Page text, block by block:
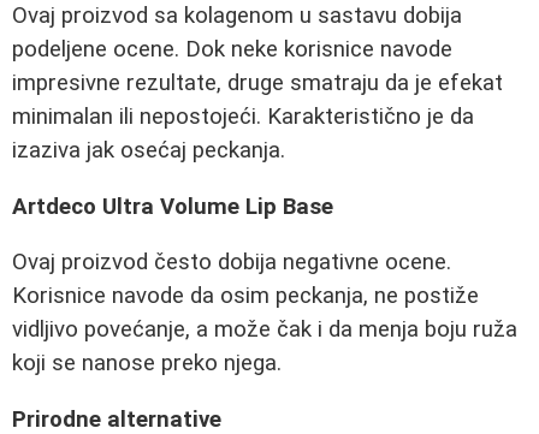
Ovaj proizvod sa kolagenom u sastavu dobija
podeljene ocene. Dok neke korisnice navode
impresivne rezultate, druge smatraju da je efekat
minimalan ili nepostojeći. Karakteristično je da
izaziva jak osećaj peckanja.
Artdeco Ultra Volume Lip Base
Ovaj proizvod često dobija negativne ocene.
Korisnice navode da osim peckanja, ne postiže
vidljivo povećanje, a može čak i da menja boju ruža
koji se nanose preko njega.
Prirodne alternative